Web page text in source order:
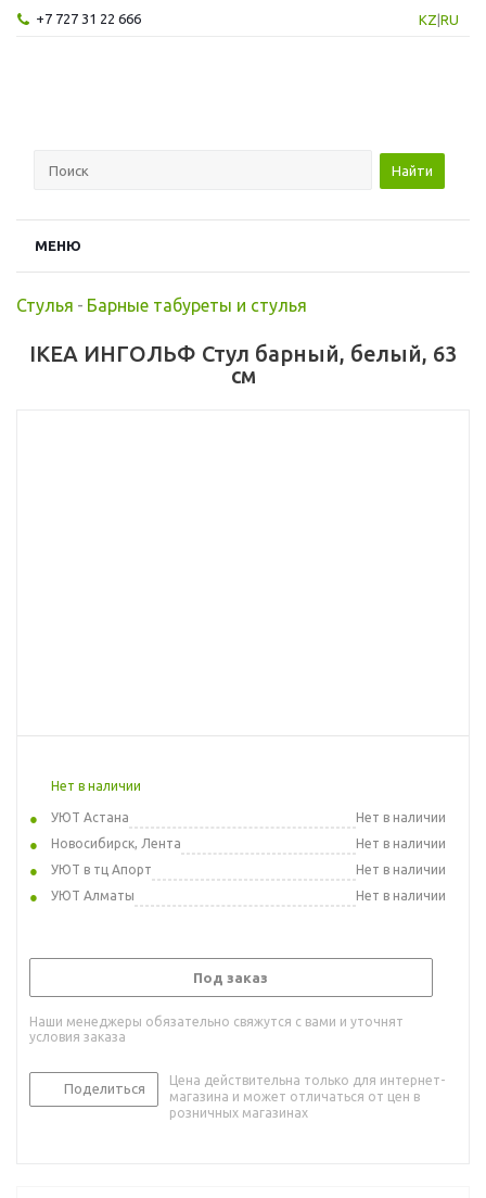
+7 727 31 22 666 KZ RU
Найти
МЕНЮ
Стулья - Барные табуреты и стулья
IKEA ИНГОЛЬФ Стул барный, белый, 63
см
Нет в наличии
УЮТ Астана
Нет в наличии
Новосибирск, Лента
Нет в наличии
УЮТ в тц Апорт
Нет в наличии
УЮТ Алматы
Нет в наличии
Под заказ
Наши менеджеры обязательно свяжутся с вами и уточнят
условия заказа
Поделиться
Цена действительна только для интернет-
магазина и может отличаться от цен в
розничных магазинах